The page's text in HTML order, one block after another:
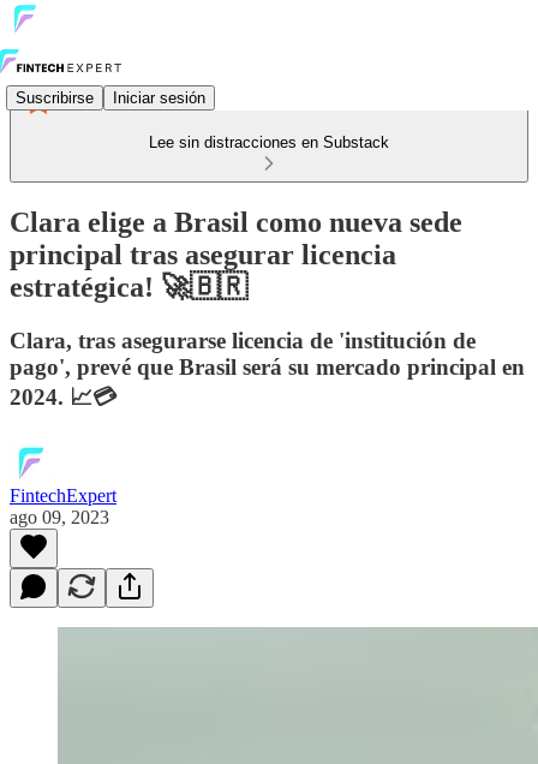
Suscribirse Iniciar sesión
Lee sin distracciones en Substack
Clara elige a Brasil como nueva sede
principal tras asegurar licencia
estratégica! 🚀🇧🇷
Clara, tras asegurarse licencia de 'institución de
pago', prevé que Brasil será su mercado principal en
2024. 📈💳
FintechExpert
ago 09, 2023